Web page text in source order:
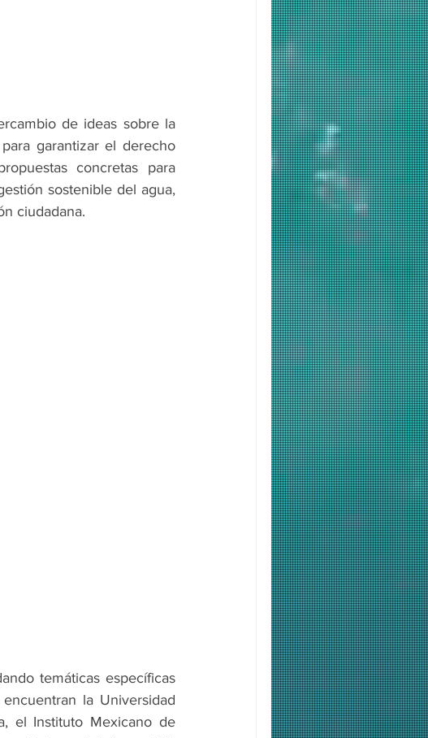
de ideas sobre la
garantizar el derecho
concretas para
sostenible del agua,
ciudadana.
temáticas específicas
la Universidad
el Instituto Mexicano de